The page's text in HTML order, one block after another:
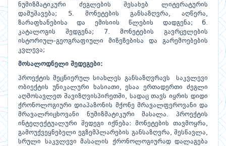
ნუმიზმატიკური ძეგლების შესახებ ლიტერატურის
დამუშავება; 5. მონეტების განსაზღვრა, აღწერა,
ზარაფხანებისა და ემისიის წლების დადგენა; 6.
კატალოგის შედგენა; 7. მონეტების გავრცელების
ისტორიულ-გეოგრაფიული მიზეზებისა და გარემოებების
კვლევა;
მოსალოდნელი შედეგები:
პროექტის მეცნიერულ სიახლეს განსაზღვრავს საკვლევი
ობიექტის უნიკალური ხასიათი, ესაა ერთადერთი ძეგლი
აღმოსავლეთ შავიზღვისპირეთში, სადაც თავს იყრის დიდი
ქრონოლოგიური დიაპაზონის მქონე მრავალფეროვანი და
მრავალრიცხოვანი ნუმიზმატიკური მასალა. პროექტის
ინტელექტუალური შედეგი იქნება: მონეტების თავმოყრა,
გამოუქვეყნებელი ეგზემპლარების განსაზღვრა, შესწავლა,
სრული საკვლევი მასალის ქრონოლოგიურად დალაგება